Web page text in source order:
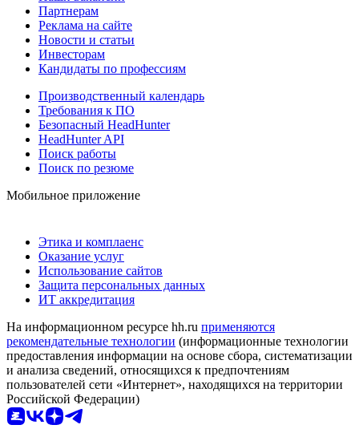
Партнерам
Реклама на сайте
Новости и статьи
Инвесторам
Кандидаты по профессиям
Производственный календарь
Требования к ПО
Безопасный HeadHunter
HeadHunter API
Поиск работы
Поиск по резюме
Мобильное приложение
Этика и комплаенс
Оказание услуг
Использование сайтов
Защита персональных данных
ИТ аккредитация
На информационном ресурсе hh.ru применяются
рекомендательные технологии (информационные технологии
предоставления информации на основе сбора, систематизации
и анализа сведений, относящихся к предпочтениям
пользователей сети «Интернет», находящихся на территории
Российской Федерации)